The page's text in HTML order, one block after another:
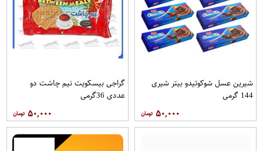
شیرین عسل شوکوتیدو بیتر شیری
144 گرمی
۵۰,۰۰۰
گراجی بیسکویت نیم چاشت دو
عددی 36گرمی
۵۰,۰۰۰